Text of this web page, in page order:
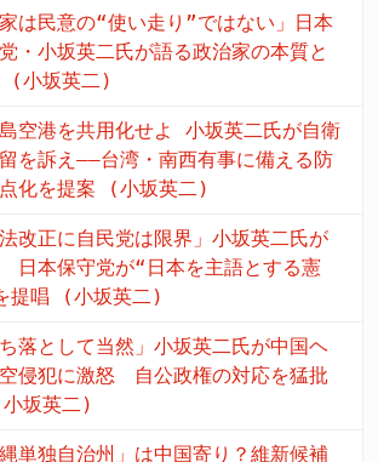
は民意の“使い走り”ではない」日本
・小坂英二氏が語る政治家の本質と
(小坂英二)
空港を共用化せよ 小坂英二氏が自衛
を訴え――台湾・南西有事に備える防
化を提案 (小坂英二)
法改正に自民党は限界」小坂英二氏が
日本保守党が“日本を主語とする憲
提唱 (小坂英二)
ち落として当然」小坂英二氏が中国ヘ
侵犯に激怒 自公政権の対応を猛批
坂英二)
縄単独自治州」は中国寄り？維新候補